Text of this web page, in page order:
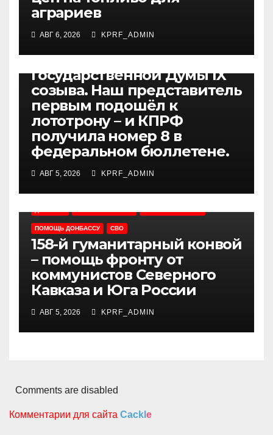
аграриев
АВГ 6, 2026 KPRF_ADMIN
состоялась жеребьёвка по
размещению партий в
бюллетене на выборах
депутатов
Государственной Думы IX
созыва. Наш представитель
первым подошёл к
лототрону – и КПРФ
получила номер 8 в
федеральном бюллетене.
АВГ 5, 2026 KPRF_ADMIN
ПОМОЩЬ ДОНБАССУ СВО
158-й гуманитарный конвой
– помощь фронту от
коммунистов Северного
Кавказа и Юга России
АВГ 5, 2026 KPRF_ADMIN
Comments are disabled
Комментарии для сайта Cackl e